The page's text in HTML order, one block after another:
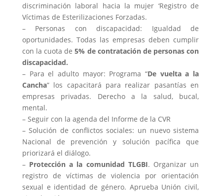
discriminación laboral hacia la mujer ‘Registro de
Víctimas de Esterilizaciones Forzadas.
– Personas con discapacidad: Igualdad de
oportunidades. Todas las empresas deben cumplir
con la cuota de 5% de contratación de personas con
discapacidad.
– Para el adulto mayor: Programa “De vuelta a la
Cancha” los capacitará para realizar pasantías en
empresas privadas. Derecho a la salud, bucal,
mental.
– Seguir con la agenda del Informe de la CVR
– Solución de conflictos sociales: un nuevo sistema
Nacional de prevención y solución pacífica que
priorizará el diálogo.
– Protección a la comunidad TLGBI. Organizar un
registro de víctimas de violencia por orientación
sexual e identidad de género. Aprueba Unión civil,